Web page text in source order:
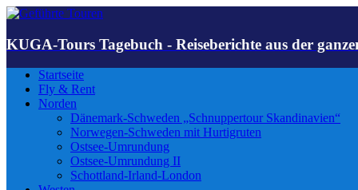
KUGA-Tours Tagebuch - Reiseberichte aus der
Startseite
Fly & Rent
Norden
Dänemark-Schweden „Schnuppertour Skandinavien“
Norwegen-Schweden mit Hurtigruten
Ostsee-Umrundung
Ostsee-Umrundung II
Schottland-Irland-London